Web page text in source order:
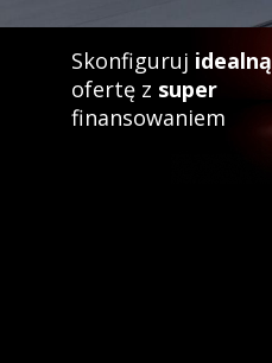
Skonfiguruj idealną
ofertę z super
finansowaniem